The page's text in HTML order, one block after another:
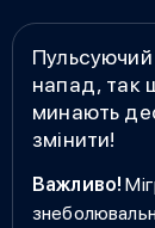
напад, так
минають
змінити!
Важливо!